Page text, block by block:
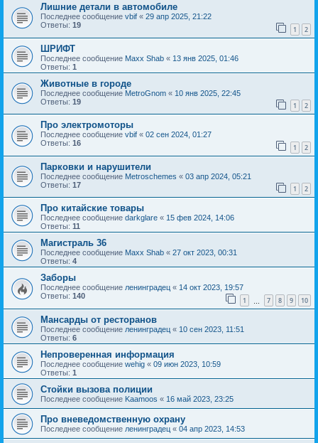
Лишние детали в автомобиле
Последнее сообщение vbif « 29 апр 2025, 21:22
Ответы: 19 1 2
ШРИФТ
Последнее сообщение Maxx Shab « 13 янв 2025, 01:46
Ответы: 1
Животные в городе
Последнее сообщение MetroGnom « 10 янв 2025, 22:45
Ответы: 19 1 2
Про электромоторы
Последнее сообщение vbif « 02 сен 2024, 01:27
Ответы: 16 1 2
Парковки и нарушители
Последнее сообщение Metroschemes « 03 апр 2024, 05:21
Ответы: 17 1 2
Про китайские товары
Последнее сообщение darkglare « 15 фев 2024, 14:06
Ответы: 11
Магистраль 36
Последнее сообщение Maxx Shab « 27 окт 2023, 00:31
Ответы: 4
Заборы
Последнее сообщение ленинградец « 14 окт 2023, 19:57
Ответы: 140 1 7 8 9 10
Мансарды от ресторанов
Последнее сообщение ленинградец « 10 сен 2023, 11:51
Ответы: 6
Непроверенная информация
Последнее сообщение wehig « 09 июн 2023, 10:59
Ответы: 1
Стойки вызова полиции
Последнее сообщение Kaamoos « 16 май 2023, 23:25
Про вневедомственную охрану
Последнее сообщение ленинградец « 04 апр 2023, 14:53